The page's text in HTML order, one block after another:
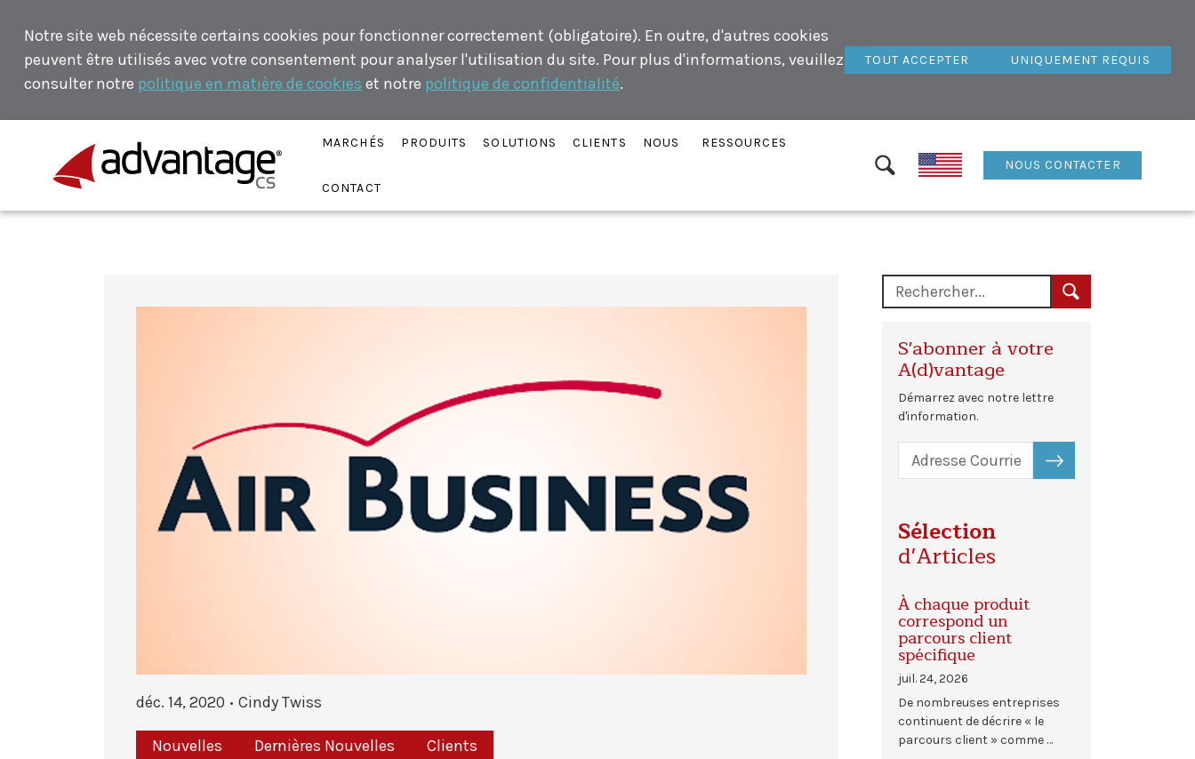
Notre site web nécessite certains cookies pour fonctionner correctement (obligatoire). En outre, d'autres cookies
peuvent être utilisés avec votre consentement pour analyser l'utilisation du site. Pour plus d'informations, veuillez
consulter notre politique en matière de cookies et notre politique de confidentialité.
TOUT ACCEPTER UNIQUEMENT REQUIS
MARCHÉS PRODUITS SOLUTIONS CLIENTS NOUS RESSOURCES
CONTACT
NOUS CONTACTER
déc. 14, 2020 Cindy Twiss
Nouvelles Dernières Nouvelles Clients
S'abonner à votre
A(d)vantage
Démarrez avec notre lettre
d'information.
S'ABONNER
Sélection
d'Articles
À chaque produit
correspond un
parcours client
spécifique
juil. 24, 2026
De nombreuses entreprises
continuent de décrire « le
parcours client » comme …